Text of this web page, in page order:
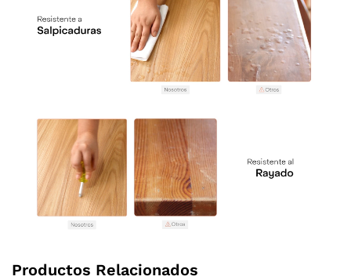
Productos Relacionados